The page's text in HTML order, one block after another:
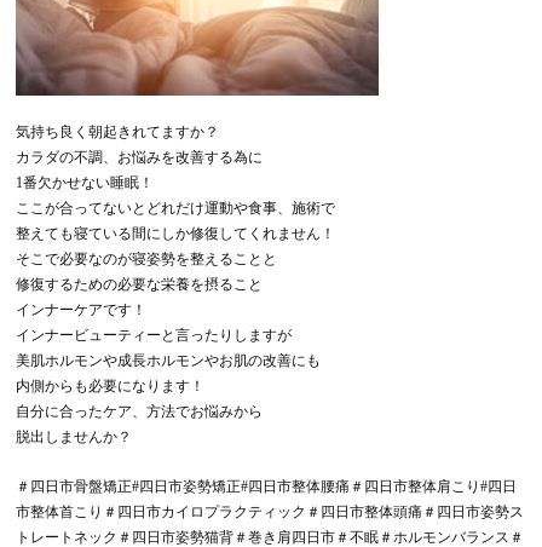
気持ち良く朝起きれてますか？
カラダの不調、お悩みを改善する為に
1番欠かせない睡眠！
ここが合ってないとどれだけ運動や食事、施術で
整えても寝ている間にしか修復してくれません！
そこで必要なのが寝姿勢を整えることと
修復するための必要な栄養を摂ること
インナーケアです！
インナービューティーと言ったりしますが
美肌ホルモンや成長ホルモンやお肌の改善にも
内側からも必要になります！
自分に合ったケア、方法でお悩みから
脱出しませんか？
＃四日市骨盤矯正#四日市姿勢矯正#四日市整体腰痛＃四日市整体肩こり#四日
市整体首こり＃四日市カイロプラクティック＃四日市整体頭痛＃四日市姿勢ス
トレートネック＃四日市姿勢猫背＃巻き肩四日市＃不眠＃ホルモンバランス＃